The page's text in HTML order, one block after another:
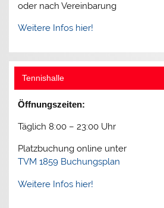
oder nach Vereinbarung
Weitere Infos hier!
Tennishalle
Öffnungszeiten:
Täglich 8:00 – 23:00 Uhr
Platzbuchung online unter
TVM 1859 Buchungsplan
Weitere Infos hier!